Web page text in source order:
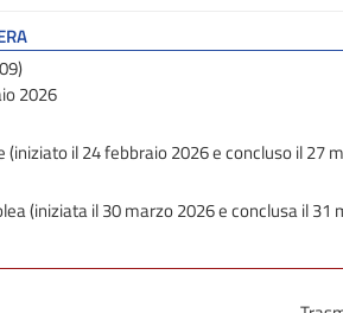
2026
(iniziato il 24 febbraio 2026 e concluso il 27
(iniziata il 30 marzo 2026 e conclusa il 31